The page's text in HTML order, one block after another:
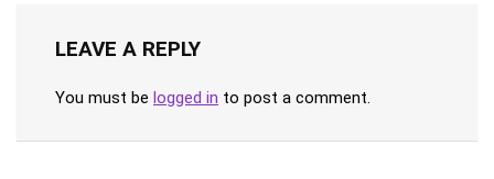
LEAVE A REPLY
You must be logged in to post a comment.